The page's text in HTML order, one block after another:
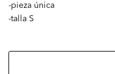
-pieza única
-talla S